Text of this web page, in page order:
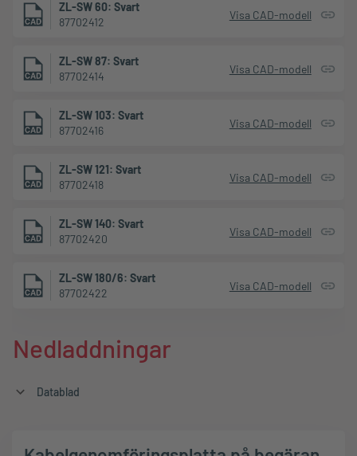
ZL-SW 60: Svart
87702412
Visa CAD-modell
ZL-SW 87: Svart
87702414
Visa CAD-modell
ZL-SW 103: Svart
87702416
Visa CAD-modell
ZL-SW 121: Svart
87702418
Visa CAD-modell
ZL-SW 140: Svart
87702420
Visa CAD-modell
ZL-SW 180/6: Svart
87702422
Visa CAD-modell
Nedladdningar
Datablad